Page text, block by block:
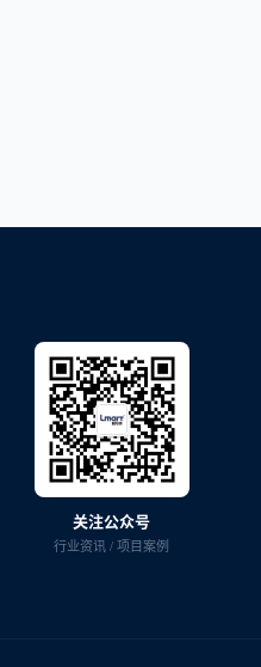
关注公众号
行业资讯 / 项目案例